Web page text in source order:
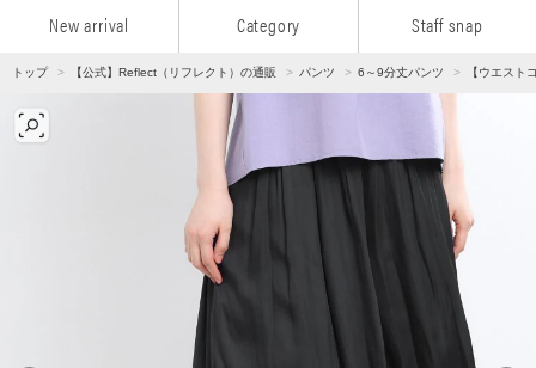
New arrival Category Staff snap
トップ 【公式】Reflect（リフレクト）の通販 パンツ 6～9分丈パンツ 【ウエスト